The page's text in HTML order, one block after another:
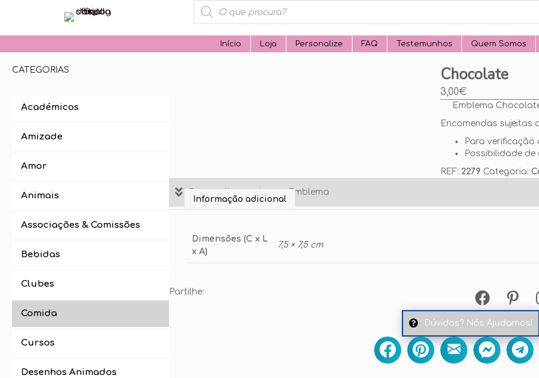
Products
search
Início Loja Personalize FAQ Testemunhos Quem Somos
CATEGORIAS
Académicos
Amizade
Amor
Animais
Associações & Comissões
Bebidas
Clubes
Comida
Cursos
Desenhos Animados
Chocolate
3,00€
Emblema
Encomendas sujeitas
Para verificação
Possibilidade
REF:2279 Categoria:
Personalize aqui o seu Emblema
Informação adicional
Dimensões (C x L
x A)
7,5 × 7,5 cm
Partilhe:
Dúvidas? Nós Ajudamos!